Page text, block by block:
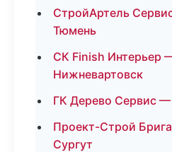
СтройАртель
Тюмень
СК Finish Интерьер
Нижневартовск
ГК Дерево Сервис
Проект-Строй
Сургут